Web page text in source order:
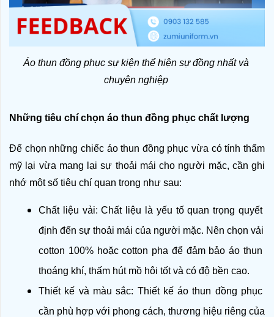
Áo thun đồng phục sự kiện thể hiện sự đồng nhất và
chuyên nghiệp
Những tiêu chí chọn áo thun đồng phục chất lượng
Để chọn những chiếc áo thun đồng phục vừa có tính thẩm
mỹ lại vừa mang lại sự thoải mái cho người mặc, cần ghi
nhớ một số tiêu chí quan trọng như sau:
Chất liệu vải: Chất liệu là yếu tố quan trọng quyết
định đến sự thoải mái của người mặc. Nên chọn vải
cotton 100% hoặc cotton pha để đảm bảo áo thun
thoáng khí, thấm hút mồ hôi tốt và có độ bền cao.
Thiết kế và màu sắc: Thiết kế áo thun đồng phục
cần phù hợp với phong cách, thương hiệu riêng của